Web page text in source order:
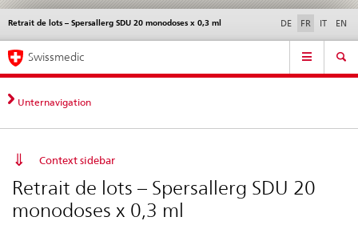
Navigation
directe:
actualités,
bases
contact
Actualités & Mises à
normes
Contact | Support &
aide
Retrait de lots – Spersallerg SDU 20 monodoses x 0,3 ml DE FR IT EN
Service
Navigation
Swissmedic
Unternavigation
Context sidebar
Retrait de lots – Spersallerg SDU 20
monodoses x 0,3 ml